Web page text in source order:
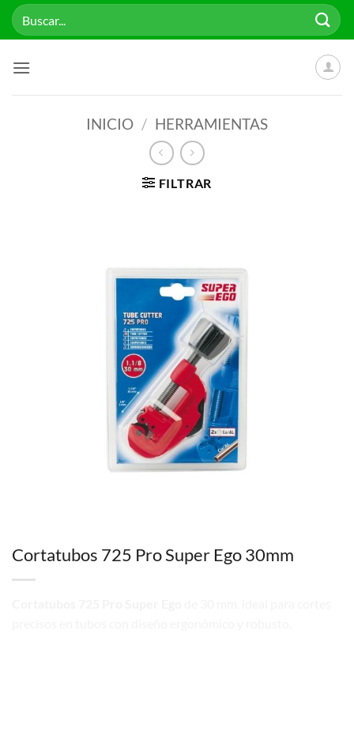
Saltar
Buscar
por:
INICIO / HERRAMIENTAS
FILTRAR
Cortatubos 725 Pro Super Ego 30mm